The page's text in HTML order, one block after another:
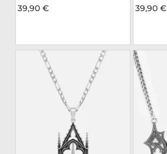
39,90 € 39,90 €